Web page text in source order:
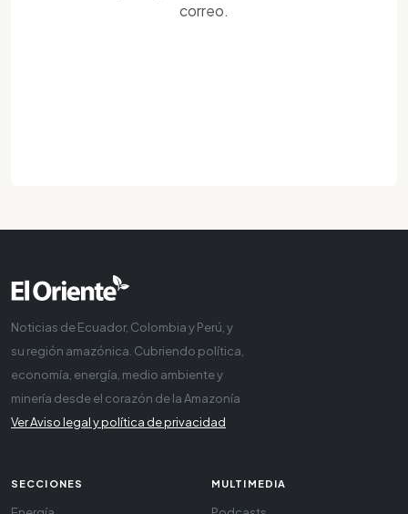
correo.
Noticias de Ecuador, Colombia y Perú, y
su región amazónica. Cubriendo política,
economía, energía, medio ambiente y
minería desde el corazón de la Amazonía
Ver Aviso legal y política de privacidad
SECCIONES MULTIMEDIA